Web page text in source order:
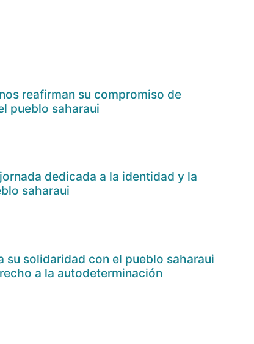
reafirman su compromiso de
pueblo saharaui
dedicada a la identidad y la
saharaui
su solidaridad con el pueblo saharaui
a la autodeterminación